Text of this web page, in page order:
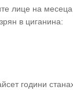
лице на
в циганина:
години